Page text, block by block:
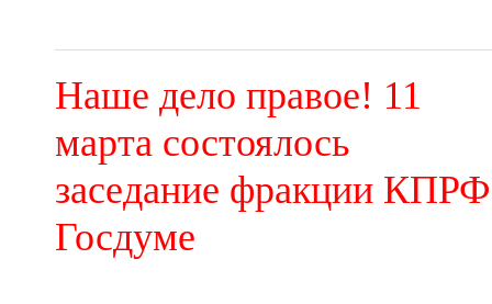
Наше дело правое! 11
марта состоялось
заседание фракции
Госдуме